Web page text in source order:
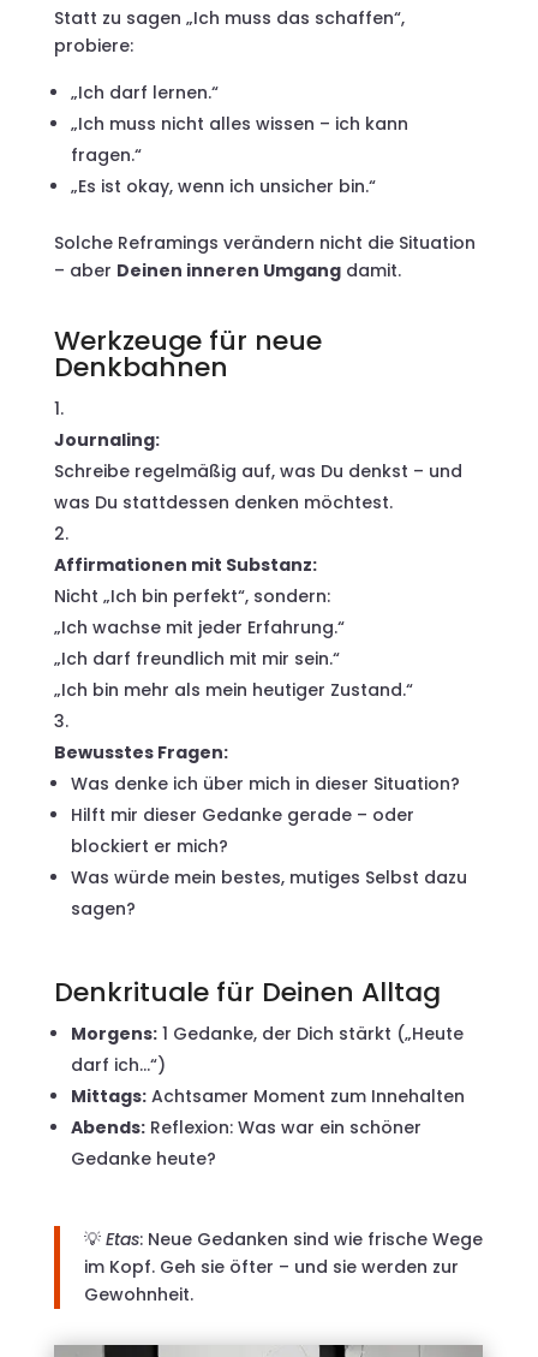
Statt zu sagen „Ich muss das schaffen“,
probiere:
„Ich darf lernen.“
„Ich muss nicht alles wissen – ich kann
fragen.“
„Es ist okay, wenn ich unsicher bin.“
Solche Reframings verändern nicht die Situation
– aber Deinen inneren Umgangdamit.
Werkzeuge für neue
Denkbahnen
Journaling:
Schreibe regelmäßig auf, was Du denkst – und
was Du stattdessen denken möchtest.
Affirmationen mit Substanz:
Nicht „Ich bin perfekt“, sondern:
„Ich wachse mit jeder Erfahrung.“
„Ich darf freundlich mit mir sein.“
„Ich bin mehr als mein heutiger Zustand.“
Bewusstes Fragen:
Was denke ich über mich in dieser Situation?
Hilft mir dieser Gedanke gerade – oder
blockiert er mich?
Was würde mein bestes, mutiges Selbst dazu
sagen?
Denkrituale für Deinen Alltag
Morgens:1 Gedanke, der Dich stärkt („Heute
darf ich…“)
Mittags:Achtsamer Moment zum Innehalten
Abends:Reflexion: Was war ein schöner
Gedanke heute?
💡 Etas: Neue Gedanken sind wie frische Wege
im Kopf. Geh sie öfter – und sie werden zur
Gewohnheit.